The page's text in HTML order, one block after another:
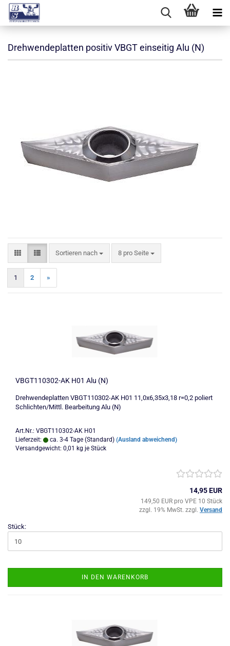
Drehwendeplatten positiv VBGT einseitig Alu (N)
Sortieren nach
Sortieren nach 8 pro Seite
pro Seite
1 2 »
VBGT110302-AK H01 Alu (N)
Drehwendeplatten VBGT110302-AK H01 11,0x6,35x3,18 r=0,2 poliert
Schlichten/Mittl. Bearbeitung Alu (N)
Art.Nr.: VBGT110302-AK H01
Lieferzeit:
ca. 3-4 Tage (Standard) (Ausland abweichend)
Versandgewicht: 0,01 kg je Stück
14,95 EUR
149,50 EUR pro VPE 10 Stück
zzgl. 19% MwSt. zzgl. Versand
Stück:
IN DEN WARENKORB